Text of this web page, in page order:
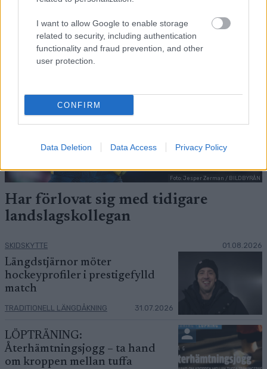
I want to allow Google to enable storage
related to security, including authentication
functionality and fraud prevention, and other
user protection.
CONFIRM
Data Deletion Data Access Privacy Policy
Foto: Jesper Zerman / BILDBYRÅN
Har förlovat sig med tidigare
landslagskollegan
SKIDSKYTTE 01.08.2026
Längdstjärnor möter
hockeyprofiler i prestigefylld
match
TRADITIONELL LÄNGDÅKNING 31.07.2026
LÖPTRÄNING:
Återhämtningsjogg – ta hand
om kroppen mellan tuffa